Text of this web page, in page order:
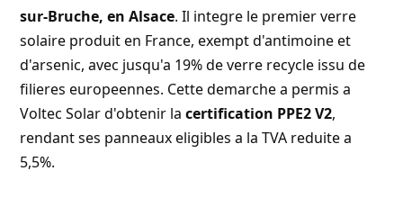
sur-Bruche, en Alsace. Il integre le premier verre
solaire produit en France, exempt d'antimoine et
d'arsenic, avec jusqu'a 19% de verre recycle issu de
filieres europeennes. Cette demarche a permis a
Voltec Solar d'obtenir lacertification PPE2 V2,
rendant ses panneaux eligibles a laTVA reduite a
5,5%.